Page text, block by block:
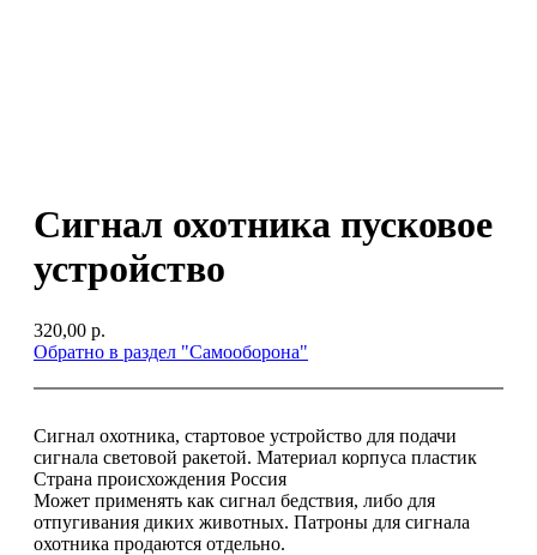
Сигнал охотника пусковое
устройство
320,00 р.
Обратно в раздел "Самооборона"
Сигнал охотника, стартовое устройство для подачи
сигнала световой ракетой. Материал корпуса пластик
Страна происхождения Россия
Может применять как сигнал бедствия, либо для
отпугивания диких животных. Патроны для сигнала
охотника продаются отдельно.